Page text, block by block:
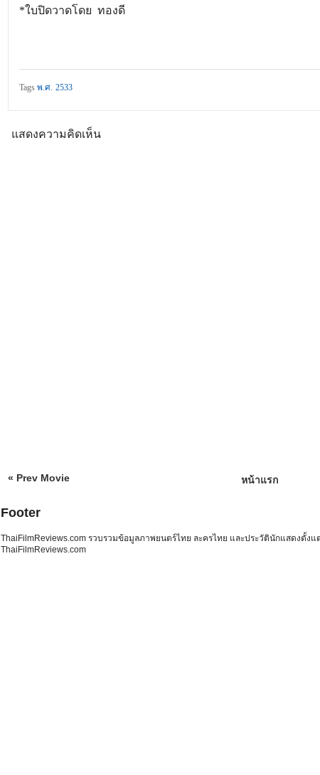
*ใบปิดวาดโดย ทองดี
Tagsพ.ศ. 2533
แสดงความคิดเห็น
« Prev Movie หน้าแรก
Footer
ThaiFilmReviews.com รวบรวมข้อมูลภาพยนตร์ไทย ละครไทย และประวัตินักแสดงตั้ง
ThaiFilmReviews.com